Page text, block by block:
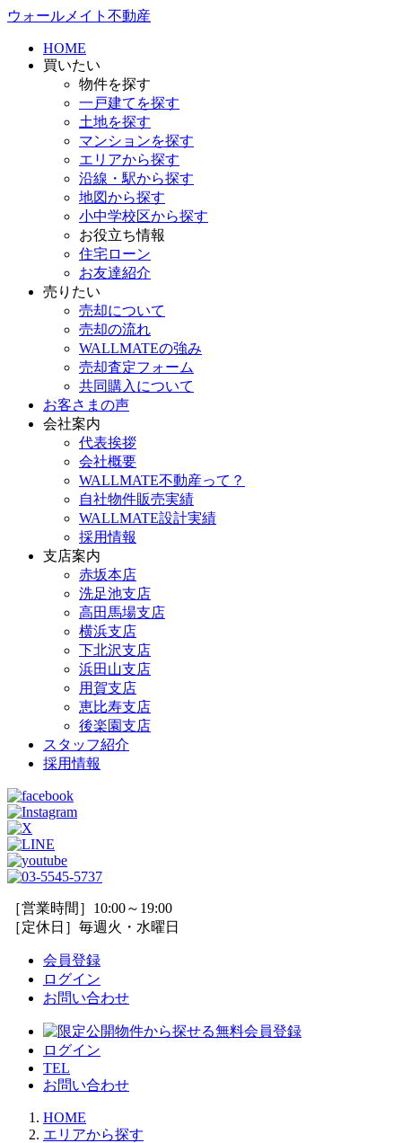
ウォールメイト不動産
HOME
買いたい
物件を探す
一戸建てを探す
土地を探す
マンションを探す
エリアから探す
沿線・駅から探す
地図から探す
小中学校区から探す
お役立ち情報
住宅ローン
お友達紹介
売りたい
売却について
売却の流れ
WALLMATEの強み
売却査定フォーム
共同購入について
お客さまの声
会社案内
代表挨拶
会社概要
WALLMATE不動産って？
自社物件販売実績
WALLMATE設計実績
採用情報
支店案内
赤坂本店
洗足池支店
高田馬場支店
横浜支店
下北沢支店
浜田山支店
用賀支店
恵比寿支店
後楽園支店
スタッフ紹介
採用情報
［営業時間］10:00～19:00
［定休日］毎週火・水曜日
会員登録
ログイン
お問い合わせ
ログイン
TEL
お問い合わせ
HOME
エリアから探す